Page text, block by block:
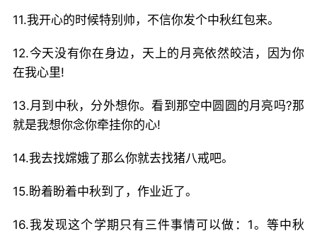
11.我开心的时候特别帅，不信你发个中秋红包来。
12.今天没有你在身边，天上的月亮依然皎洁，因为你
在我心里!
13.月到中秋，分外想你。看到那空中圆圆的月亮吗?那
就是我想你念你牵挂你的心!
14.我去找嫦娥了那么你就去找猪八戒吧。
15.盼着盼着中秋到了，作业近了。
16.我发现这个学期只有三件事情可以做：1。等中秋